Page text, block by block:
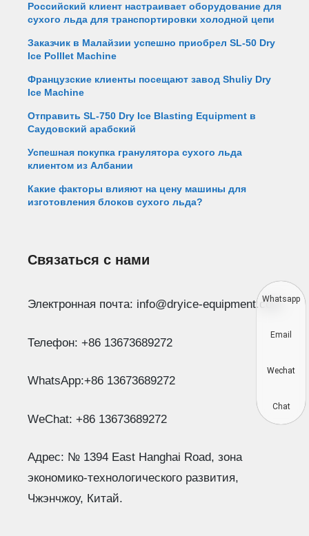
Российский клиент настраивает оборудование для
сухого льда для транспортировки холодной цепи
Заказчик в Малайзии успешно приобрел SL-50 Dry
Ice Polllet Machine
Французские клиенты посещают завод Shuliy Dry
Ice Machine
Отправить SL-750 Dry Ice Blasting Equipment в
Саудовский арабский
Успешная покупка гранулятора сухого льда
клиентом из Албании
Какие факторы влияют на цену машины для
изготовления блоков сухого льда?
Связаться с нами
Электронная почта: info@dryice-equipment.com
Телефон: +86 13673689272
WhatsApp:+86 13673689272
WeChat: +86 13673689272
Адрес: № 1394 East Hanghai Road, зона
экономико-технологического развития,
Чжэнчжоу, Китай.
Whatsapp
Email
Wechat
Chat